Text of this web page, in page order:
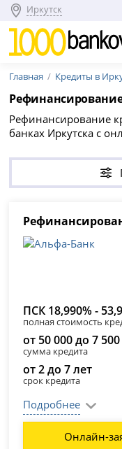
Иркутск
Главная Кредиты в
Рефинансирование
банках Иркутска с
на сумму до 30 000
рефинансирование
низкий процент.
ПСК 18,990% -
полная стоимость
от 50 000 до 7
сумма кредита
от 2 до 7 лет
срок кредита
Подробнее
Онлайн-